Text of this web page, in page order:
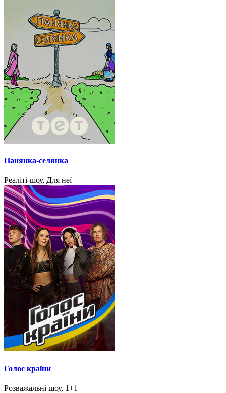
Панянка-селянка
Реаліті-шоу, Для неї
Голос країни
Розважальні шоу, 1+1